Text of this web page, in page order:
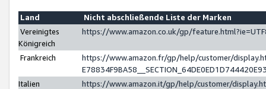
Land
Nicht abschließende Liste der Marken
Vereinigtes
Königreich
https://www.amazon.co.uk/gp/
Frankreich
https://www.amazon.fr/gp/help/customer/
Italien
https://www.amazon.it/gp/help/customer/